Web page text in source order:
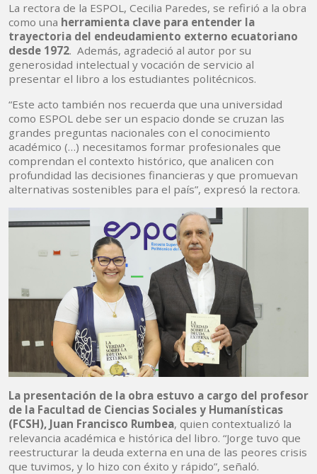
La rectora de la ESPOL, Cecilia Paredes, se refirió a la obra
como una herramienta clave para entender la
trayectoria del endeudamiento externo ecuatoriano
desde 1972. Además, agradeció al autor por su
generosidad intelectual y vocación de servicio al
presentar el libro a los estudiantes politécnicos.
“Este acto también nos recuerda que una universidad
como ESPOL debe ser un espacio donde se cruzan las
grandes preguntas nacionales con el conocimiento
académico (…) necesitamos formar profesionales que
comprendan el contexto histórico, que analicen con
profundidad las decisiones financieras y que promuevan
alternativas sostenibles para el país”, expresó la rectora.
La presentación de la obra estuvo a cargo del profesor
de la Facultad de Ciencias Sociales y Humanísticas
(FCSH), Juan Francisco Rumbea, quien contextualizó la
relevancia académica e histórica del libro. “Jorge tuvo que
reestructurar la deuda externa en una de las peores crisis
que tuvimos, y lo hizo con éxito y rápido”, señaló.